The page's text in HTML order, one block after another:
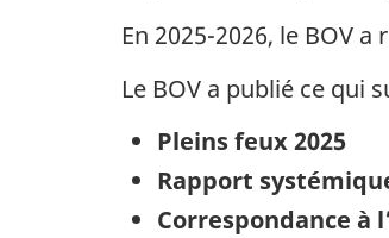
En 2025-2026, le BOV
Le BOV a publié ce qui
Pleins feux 2025
Rapport
Correspondance à